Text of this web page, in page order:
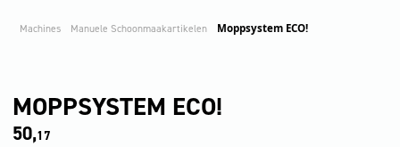
Machines Manuele Schoonmaakartikelen Moppsystem ECO!
MOPPSYSTEM ECO!
50,17